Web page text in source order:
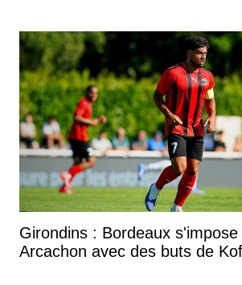
Girondins : Bordeaux
Arcachon avec des buts de